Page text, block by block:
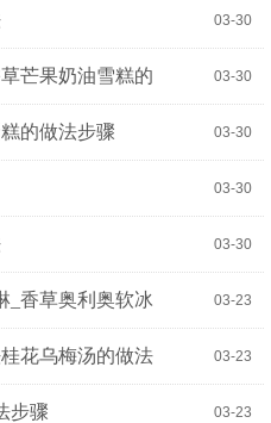
03-30
芒果奶油雪糕的 03-30
的做法步骤 03-30
03-30
03-30
_香草奥利奥软冰 03-23
花乌梅汤的做法 03-23
步骤 03-23